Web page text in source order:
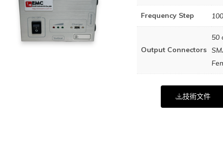
Frequency Step
Output Connectors
50
技術文件